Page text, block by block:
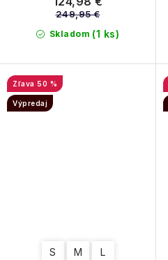
Skladom (1 ks)
249,95 €
50 %
Výpredaj
S M L